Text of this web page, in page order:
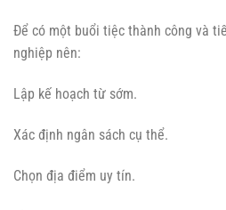
Để có một buổi tiệc thành công và
nghiệp nên:
Lập kế hoạch từ sớm.
Xác định ngân sách cụ thể.
Chọn địa điểm uy tín.